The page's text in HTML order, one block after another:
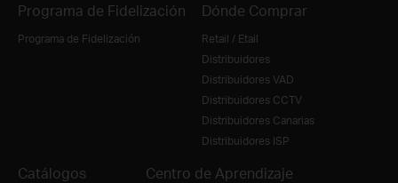
Programa de Fidelización
Programa de Fidelización
Dónde Comprar
Retail / Etail
Distribuidores
Distribuidores VAD
Distribuidores CCTV
Distribuidores Canarias
Distribuidores ISP
Catálogos Centro de Aprendizaje